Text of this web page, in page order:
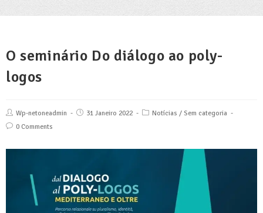
O seminário Do diálogo ao poly-
logos
Wp-netoneadmin 31 Janeiro 2022 Notícias / Sem categoria
0 Comments